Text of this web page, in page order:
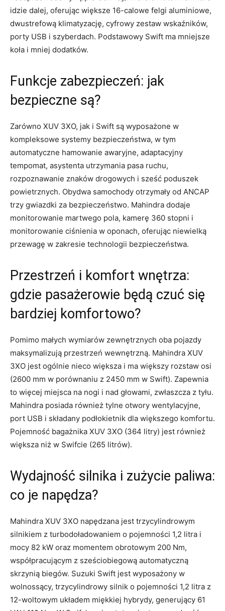
idzie dalej, oferując większe 16-calowe felgi aluminiowe,
dwustrefową klimatyzację, cyfrowy zestaw wskaźników,
porty USB i szyberdach. Podstawowy Swift ma mniejsze
koła i mniej dodatków.
Funkcje zabezpieczeń: jak
bezpieczne są?
Zarówno XUV 3XO, jak i Swift są wyposażone w
kompleksowe systemy bezpieczeństwa, w tym
automatyczne hamowanie awaryjne, adaptacyjny
tempomat, asystenta utrzymania pasa ruchu,
rozpoznawanie znaków drogowych i sześć poduszek
powietrznych. Obydwa samochody otrzymały od ANCAP
trzy gwiazdki za bezpieczeństwo. Mahindra dodaje
monitorowanie martwego pola, kamerę 360 stopni i
monitorowanie ciśnienia w oponach, oferując niewielką
przewagę w zakresie technologii bezpieczeństwa.
Przestrzeń i komfort wnętrza:
gdzie pasażerowie będą czuć się
bardziej komfortowo?
Pomimo małych wymiarów zewnętrznych oba pojazdy
maksymalizują przestrzeń wewnętrzną. Mahindra XUV
3XO jest ogólnie nieco większa i ma większy rozstaw osi
(2600 mm w porównaniu z 2450 mm w Swift). Zapewnia
to więcej miejsca na nogi i nad głowami, zwłaszcza z tyłu.
Mahindra posiada również tylne otwory wentylacyjne,
port USB i składany podłokietnik dla większego komfortu.
Pojemność bagażnika XUV 3XO (364 litry) jest również
większa niż w Swifcie (265 litrów).
Wydajność silnika i zużycie paliwa:
co je napędza?
Mahindra XUV 3XO napędzana jest trzycylindrowym
silnikiem z turbodoładowaniem o pojemności 1,2 litra i
mocy 82 kW oraz momentem obrotowym 200 Nm,
współpracującym z sześciobiegową automatyczną
skrzynią biegów. Suzuki Swift jest wyposażony w
wolnossący, trzycylindrowy silnik o pojemności 1,2 litra z
12-woltowym układem miękkiej hybrydy, generujący 61